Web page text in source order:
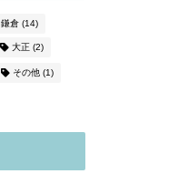
鎌倉(14)
大正(2)
その他(1)